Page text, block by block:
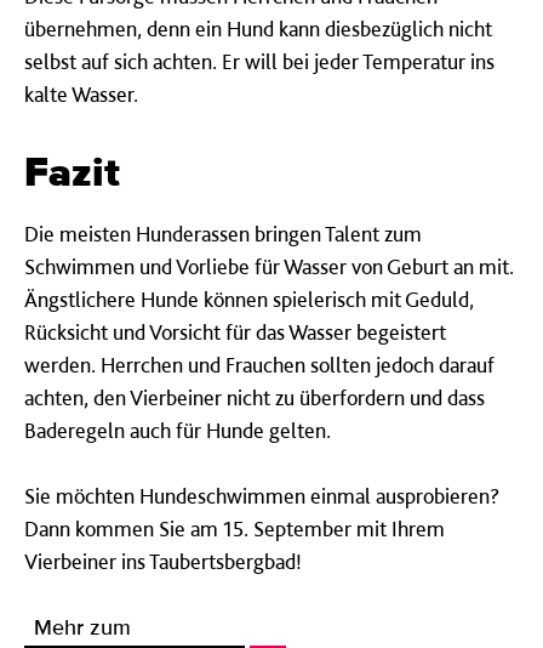
übernehmen, denn ein Hund kann diesbezüglich nicht
selbst auf sich achten. Er will bei jeder Temperatur ins
kalte Wasser.
Fazit
Die meisten Hunderassen bringen Talent zum
Schwimmen und Vorliebe für Wasser von Geburt an mit.
Ängstlichere Hunde können spielerisch mit Geduld,
Rücksicht und Vorsicht für das Wasser begeistert
werden. Herrchen und Frauchen sollten jedoch darauf
achten, den Vierbeiner nicht zu überfordern und dass
Baderegeln auch für Hunde gelten.
Sie möchten Hundeschwimmen einmal ausprobieren?
Dann kommen Sie am 15. September mit Ihrem
Vierbeiner ins Taubertsbergbad!
Mehr zum